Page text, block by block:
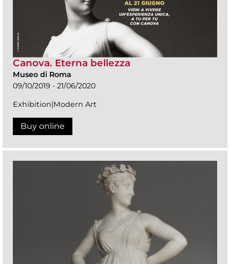
Canova. Eterna bellezza
Museo di Roma
09/10/2019 - 21/06/2020
Exhibition|Modern Art
Buy online